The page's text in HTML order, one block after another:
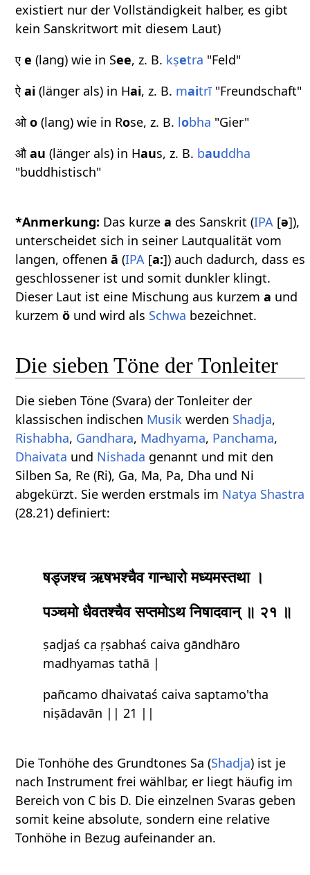
existiert nur der Vollständigkeit halber, es gibt
kein Sanskritwort mit diesem Laut)
एe (lang) wie in See, z. B. kṣetra "Feld"
ऐai (länger als) in Hai, z. B. maitrī "Freundschaft"
ओo (lang) wie in Rose, z. B. lobha "Gier"
औau (länger als) in Haus, z. B. bauddha
"buddhistisch"
*Anmerkung: Das kurzea des Sanskrit (IPA [ə]),
unterscheidet sich in seiner Lautqualität vom
langen, offenenā (IPA [a:]) auch dadurch, dass es
geschlossener ist und somit dunkler klingt.
Dieser Laut ist eine Mischung aus kurzema und
kurzemö und wird als Schwa bezeichnet.
Die sieben Töne der Tonleiter
Die sieben Töne (Svara) der Tonleiter der
klassischen indischen Musik werden Shadja,
Rishabha, Gandhara, Madhyama, Panchama,
Dhaivata und Nishada genannt und mit den
Silben Sa, Re (Ri), Ga, Ma, Pa, Dha und Ni
abgekürzt. Sie werden erstmals im Natya Shastra
(28.21) definiert:
षड्‍जश्‍च ऋषभश्‍चैव गान्धारो मध्यमस्तथा ।
पञ्‍चमो धैवतश्‍चैव सप्तमोऽथ निषादवान् ॥ २१ ॥
ṣaḍ‍jaś‍ ca ṛṣabhaś‍ caiva gāndhāro
madhyamas tathā |
pañ‍camo dhaivataś‍ caiva saptamo'tha
niṣādavān || 21 ||
Die Tonhöhe des Grundtones Sa (Shadja) ist je
nach Instrument frei wählbar, er liegt häufig im
Bereich von C bis D. Die einzelnen Svaras geben
somit keine absolute, sondern eine relative
Tonhöhe in Bezug aufeinander an.